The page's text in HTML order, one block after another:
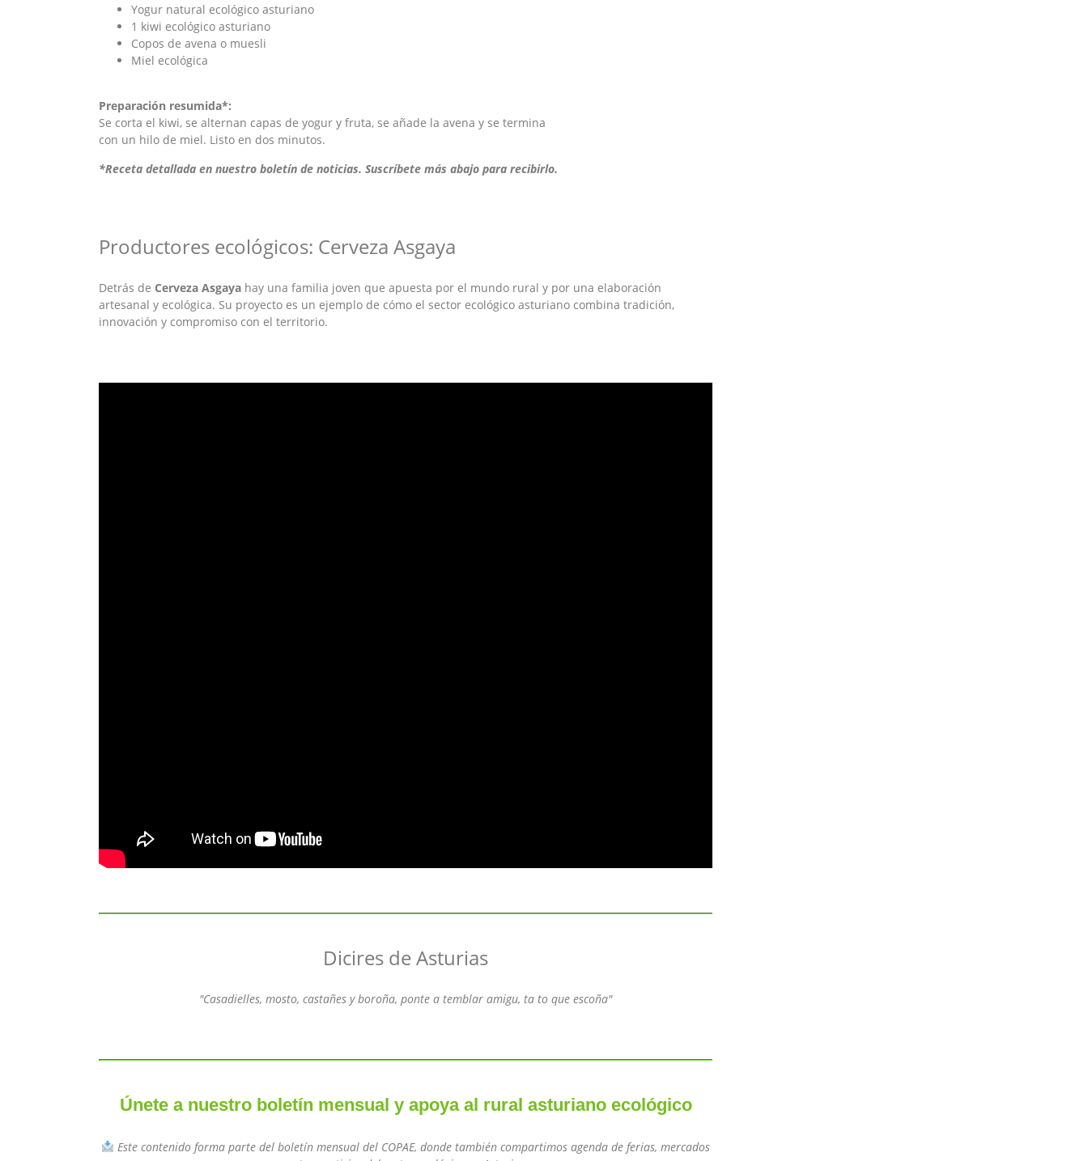
Yogur natural ecológico asturiano
1 kiwi ecológico asturiano
Copos de avena o muesli
Miel ecológica
Preparación resumida*:
Se corta el kiwi, se alternan capas de yogur y fruta, se añade la avena y se termina
con un hilo de miel. Listo en dos minutos.
*Receta detallada en nuestro boletín de noticias. Suscríbete más abajo para recibirlo.
Productores ecológicos: Cerveza Asgaya
Detrás de Cerveza Asgaya hay una familia joven que apuesta por el mundo rural y por una elaboración
artesanal y ecológica. Su proyecto es un ejemplo de cómo el sector ecológico asturiano combina tradición,
innovación y compromiso con el territorio.
Dicires de Asturias
"Casadielles, mosto, castañes y boroña, ponte a temblar amigu, ta to que escoña"
Únete a nuestro boletín mensual y apoya al rural asturiano ecológico
Este contenido forma parte del boletín mensual del COPAE, donde también compartimos agenda de ferias, mercados